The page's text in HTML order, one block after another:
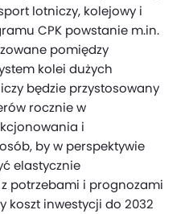
lotniczy, kolejowy i
CPK powstanie m.in.
pomiędzy
kolei dużych
będzie przystosowany
rocznie w
i
by w perspektywie
elastycznie
potrzebami i prognozami
koszt inwestycji do 2032